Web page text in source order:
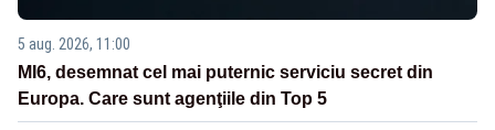
5 aug. 2026, 11:00
MI6, desemnat cel mai puternic serviciu secret din
Europa. Care sunt agenţiile din Top 5